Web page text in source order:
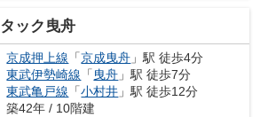
タック曳舟
京成押上線 「京成曳舟 」駅 徒歩4分
東武伊勢崎線 「 曳舟 」駅 徒歩7分
東武亀戸線 「小村井 」駅 徒歩12分
築42年 / 10階建